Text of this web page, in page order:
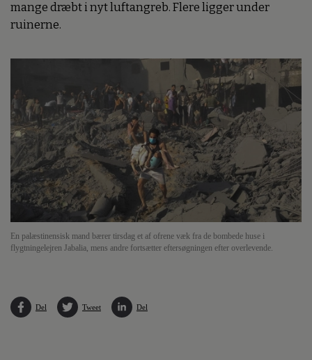
mange dræbt i nyt luftangreb. Flere ligger under
ruinerne.
En palæstinensisk mand bærer tirsdag et af ofrene væk fra de bombede huse i
flygtningelejren Jabalia, mens andre fortsætter eftersøgningen efter overlevende.
Del Tweet Del